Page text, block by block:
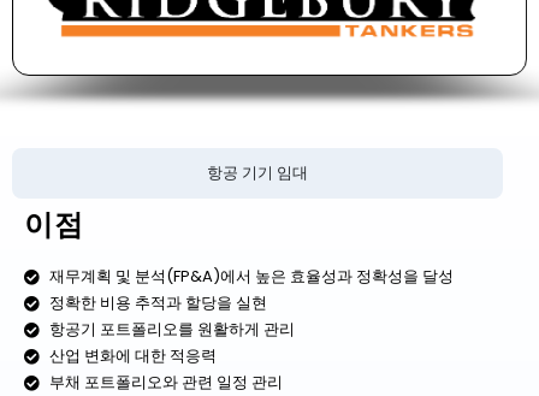
항공 기기 임대
이점
재무계획 및 분석(FP&A)에서 높은 효율성과 정확성을 달성
정확한 비용 추적과 할당을 실현
항공기 포트폴리오를 원활하게 관리
산업 변화에 대한 적응력
부채 포트폴리오와 관련 일정 관리